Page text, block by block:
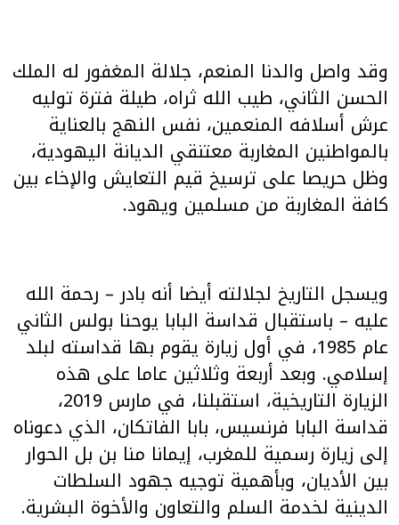
وقد واصل والدنا المنعم، جلالة المغفور له الملك
الحسن الثاني، طيب الله ثراه، طيلة فترة توليه
عرش أسلافه المنعمين، نفس النهج بالعناية
بالمواطنين المغاربة معتنقي الديانة اليهودية،
وظل حريصا على ترسيخ قيم التعايش والإخاء بين
كافة المغاربة من مسلمين ويهود.
ويسجل التاريخ لجلالته أيضا أنه بادر – رحمة الله
عليه – باستقبال قداسة البابا يوحنا بولس الثاني
عام 1985، في أول زيارة يقوم بها قداسته لبلد
إسلامي. وبعد أربعة وثلاثين عاما على هذه
الزيارة التاريخية، استقبلنا، في مارس 2019،
قداسة البابا فرنسيس، بابا الفاتكان، الذي دعوناه
إلى زيارة رسمية للمغرب، إيمانا منا بن بل الحوار
بين الأديان، وبأهمية توجيه جهود السلطات
الدينية لخدمة السلم والتعاون والأخوة البشرية.